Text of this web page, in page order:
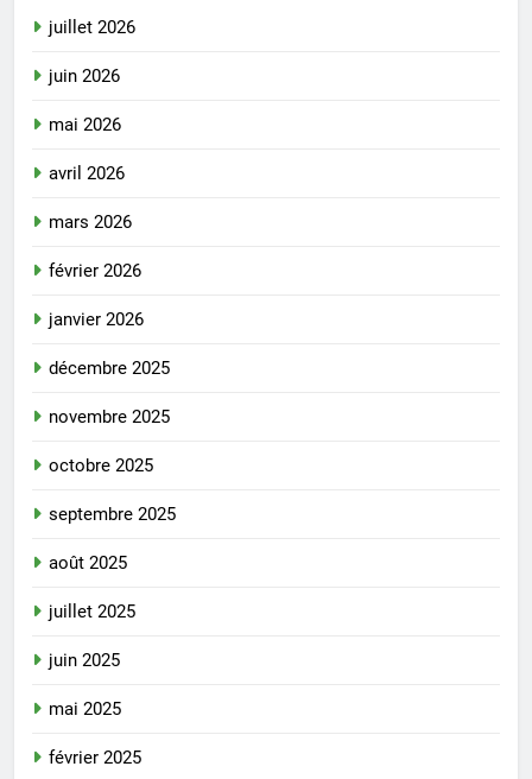
juillet 2026
juin 2026
mai 2026
avril 2026
mars 2026
février 2026
janvier 2026
décembre 2025
novembre 2025
octobre 2025
septembre 2025
août 2025
juillet 2025
juin 2025
mai 2025
février 2025